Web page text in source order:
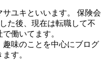
サユキといいます。 保険会
た後、現在は転職して不
働いてます。
趣味のことを中心にブログ
す。